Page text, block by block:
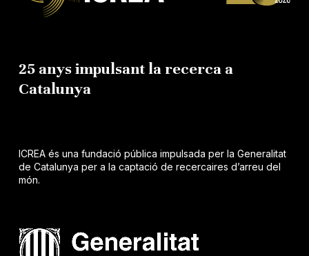
25 anys impulsant la recerca a
Catalunya
ICREA és una fundació pública impulsada per la Generalitat
de Catalunya per a la captació de recercaires d’arreu del
món.